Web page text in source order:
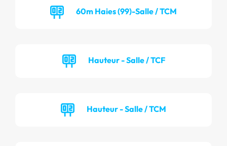
60m Haies (99)-Salle / TCM
Hauteur - Salle / TCF
Hauteur - Salle / TCM